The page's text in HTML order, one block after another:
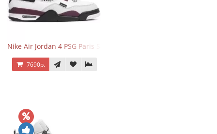
Nike Air Jordan 4 PSG Paris Saint Germain
7690р.